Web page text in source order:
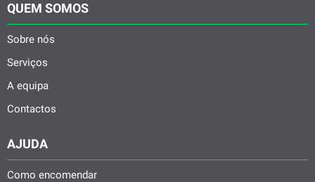
QUEM SOMOS
Sobre nós
Serviços
A equipa
Contactos
AJUDA
Como encomendar